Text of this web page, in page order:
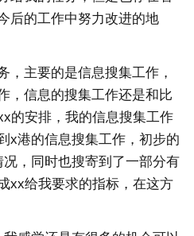
后的工作中努力改进的地
，主要的是信息搜集工作，
，信息的搜集工作还是和比
的安排，我的信息搜集工作
x港的信息搜集工作，初步的
，同时也搜寄到了一部分有
xx给我要求的指标，在这方